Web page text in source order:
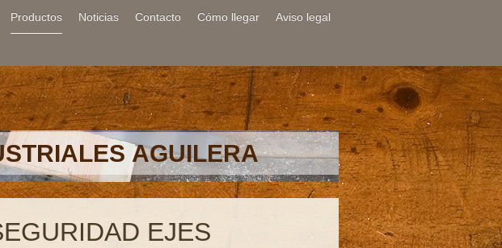
Productos Noticias Contacto Cómo llegar Aviso legal
AGUILERA
EJES